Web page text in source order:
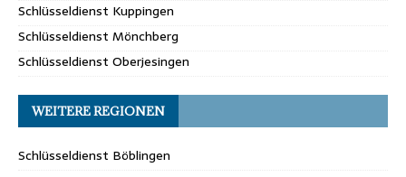
Schlüsseldienst Kuppingen
Schlüsseldienst Mönchberg
Schlüsseldienst Oberjesingen
WEITERE REGIONEN
Schlüsseldienst Böblingen